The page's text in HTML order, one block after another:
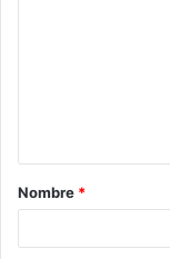
a
r
Nombre *